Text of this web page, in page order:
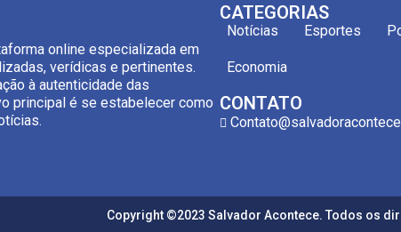
online especializada em
verídicas e pertinentes.
à autenticidade das
principal é se estabelecer como
CATEGORIAS
Notícias Esportes
Economia
CONTATO
Copyright ©2023 Salvador Acontece. Todos os